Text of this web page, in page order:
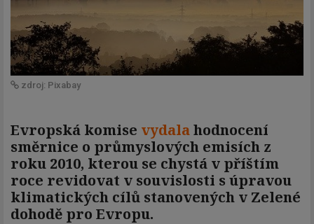
zdroj: Pixabay
Evropská komise vydalahodnocení
směrnice o průmyslových emisích z
roku 2010, kterou se chystá v příštím
roce revidovat v souvislosti s úpravou
klimatických cílů stanovených v Zelené
dohodě pro Evropu.